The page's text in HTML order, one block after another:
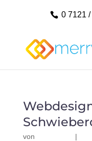
0 7121
von |